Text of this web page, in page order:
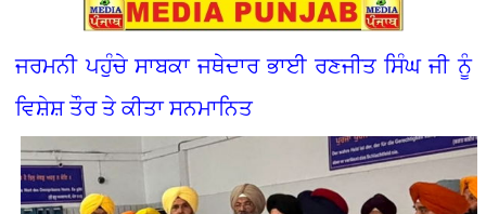
ਜਰਮਨੀ ਪਹੁੰਚੇ ਸਾਬਕਾ ਜਥੇਦਾਰ ਭਾਈ ਰਣਜੀਤ ਸਿੰਘ ਜੀ ਨੂੰ
ਵਿਸ਼ੇਸ਼ ਤੌਰ ਤੇ ਕੀਤਾ ਸਨਮਾਨਿਤ